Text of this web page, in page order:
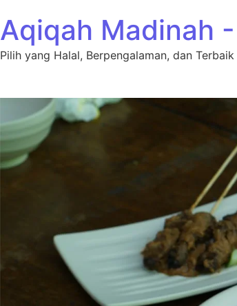
Aqiqah Madinah
Pilih yang Halal, Berpengalaman, dan Terbaik